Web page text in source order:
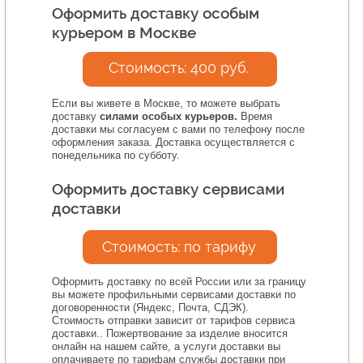
Оформить доставку особым
курьером в Москве
Оформить доставку сервисами
доставки
Если вы живете в Москве, то можете выбрать
доставку силами особых курьеров. Время
доставки мы согласуем с вами по телефону после
оформления заказа. Доставка осуществляется с
понедельника по субботу.
Оформить доставку по всей России или за границу
вы можете профильными сервисами доставки по
договоренности (Яндекс, Почта, СДЭК).
Стоимость отправки зависит от тарифов сервиса
доставки.. Пожертвование за изделие вносится
онлайн на нашем сайте, а услуги доставки вы
оплачиваете по тарифам службы доставки при
Стоимость: 400 руб.
Стоимость: по тарифу
E-MAIL
info@tokrug.ru
ТЕЛЕФОН
РЕЖИМ РАБОТЫ
С понедельника по пятницу
+7 (495) 640 32 40
О фонде
Учёба и работа
Уставные
документы
Программы
Наши друзья
Отчётность